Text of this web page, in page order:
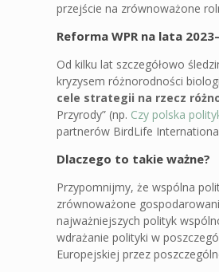
przejście na zrównoważone
Reforma WPR na lata
Od kilku lat szczegółowo
kryzysem różnorodności
cele strategii na rzecz
Przyrody” (np. Czy polska
partnerów BirdLife
Dlaczego to takie ważne?
Przypomnijmy, że wspólna
zrównoważone
najważniejszych polityk
wdrażanie polityki w
Europejskiej przez